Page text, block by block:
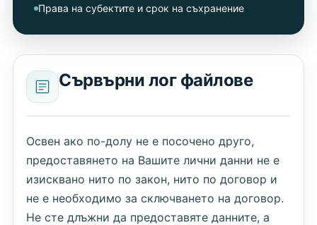
Права на субектите и срок на съхранение
Сървърни лог файлове
Освен ако по-долу не е посочено друго,
предоставянето на Вашите лични данни не е
изисквано нито по закон, нито по договор и
не е необходимо за сключването на договор.
Не сте длъжни да предоставяте данните, а